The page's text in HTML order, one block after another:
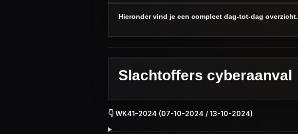
Hieronder vind je een compleet dag-tot-dag overzicht.
Slachtoffers cyberaanval
👇 WK41-2024 (07-10-2024 / 13-10-2024)